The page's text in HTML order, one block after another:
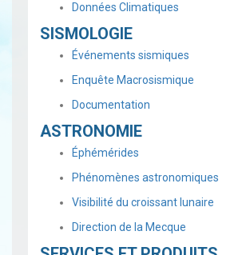
Données Climatiques
SISMOLOGIE
Événements sismiques
Enquête Macrosismique
Documentation
ASTRONOMIE
Éphémérides
Phénomènes astronomiques
Visibilité du croissant lunaire
Direction de la Mecque